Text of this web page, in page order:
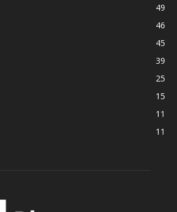
49
46
45
39
25
15
11
11